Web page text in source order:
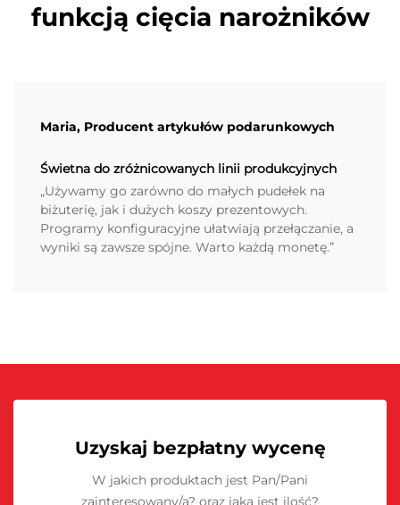
funkcją cięcia narożników
Maria, Producent artykułów podarunkowych
Świetna do zróżnicowanych linii produkcyjnych
„Używamy go zarówno do małych pudełek na
biżuterię, jak i dużych koszy prezentowych.
Programy konfiguracyjne ułatwiają przełączanie, a
wyniki są zawsze spójne. Warto każdą monetę.”
Uzyskaj bezpłatny wycenę
W jakich produktach jest Pan/Pani
zainteresowany/a? oraz jaka jest ilość?